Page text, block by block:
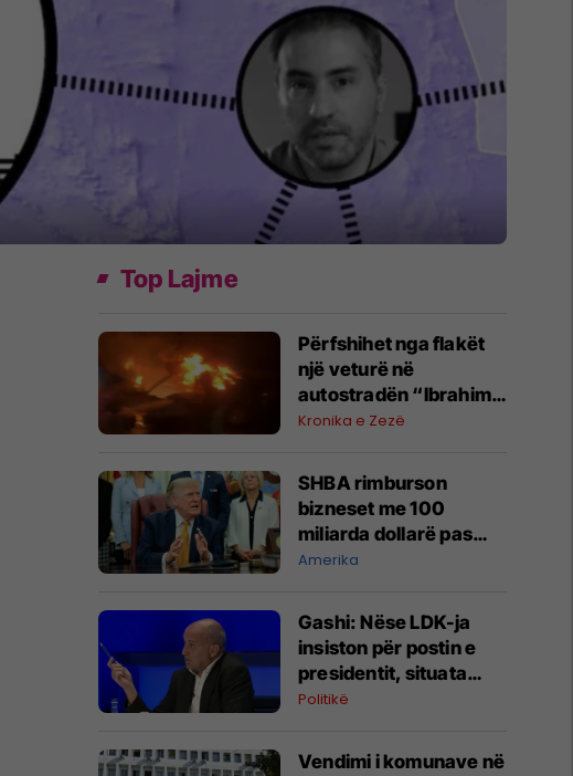
Top Lajme
Përfshihet nga flakët
një veturë në
autostradën “Ibrahim
Rugova”
Kronika e Zezë
SHBA rimburson
bizneset me 100
miliarda dollarë pas
anulimit të tarifave të
Amerika
Gashi: Nëse LDK-ja
insiston për postin e
presidentit, situata
komplikohet - pres që
Politikë
Vendimi i komunave në